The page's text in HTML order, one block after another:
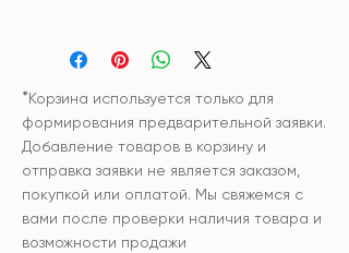
Чехол и наполнитель
синтетический
гипоаллергенный
наполнитель
Уход: рекомендована
химчистка изделия.
Температура не выше 30С
цену изделия
*Корзина используется только для
формирования предварительной заявки.
Добавление товаров в корзину и
отправка заявки не является заказом,
покупкой или оплатой. Мы свяжемся с
вами после проверки наличия товара и
возможности продажи